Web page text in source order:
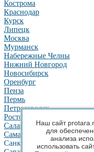
Наш сайт
для
анализа
использовать
Кострома
Краснодар
Курск
Липецк
Москва
Мурманск
Набережные Челны
Нижний Новгород
Новосибирск
Оренбург
Пенза
Пермь
Петрозаводск
Ростов-на-Дону
Салават
Самара
Санкт-Петербург